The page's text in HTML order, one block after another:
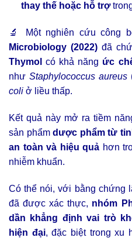
thay thế hoặc hỗ trợ
🔬 Một nghiên cứu công
Microbiology (2022) đã
Thymol có khả năng ức
như Staphylococcus aureus
coli ở liều thấp.
Kết quả này mở ra tiềm
sản phẩmdược phẩm từ
an toàn và hiệu quả hơn
nhiễm khuẩn.
Có thể nói, với bằng chứng
đã được xác thực, nhóm
dần khẳng định vai trò
hiện đại, đặc biệt trong xu